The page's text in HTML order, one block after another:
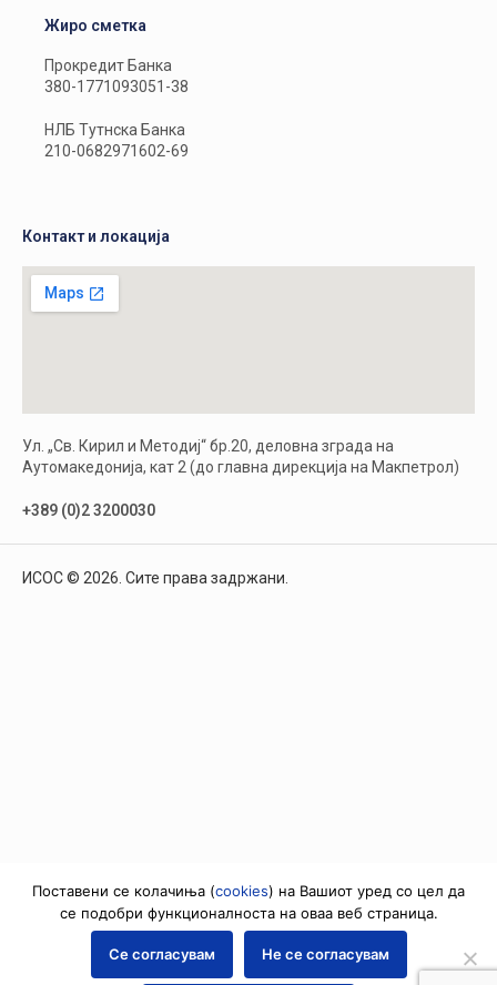
Жиро сметка
Прокредит Банка
380-1771093051-38
НЛБ Тутнска Банка
210-0682971602-69
Контакт и локација
Ул. „Св. Кирил и Методиј“ бр.20, деловна зграда на
Аутомакедонија, кат 2 (до главна дирекција на Макпетрол)
+389 (0)2 3200030
ИСОС © 2026. Сите права задржани.
Поставени се колачиња (cookies) на Вашиот уред со цел да
се подобри функционалноста на оваа веб страница.
Се согласувам Не се согласувам